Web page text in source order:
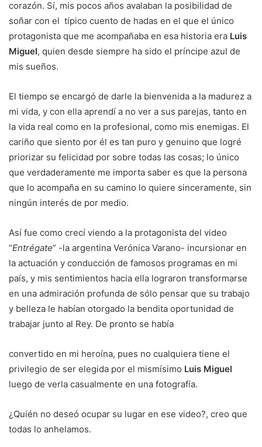
corazón. Sí, mis pocos años avalaban la posibilidad de
soñar con el típico cuento de hadas en el que el único
protagonista que me acompañaba en esa historia era Luis
Miguel, quien desde siempre ha sido el príncipe azul de
mis sueños.
El tiempo se encargó de darle la bienvenida a la madurez a
mi vida, y con ella aprendí a no ver a sus parejas, tanto en
la vida real como en la profesional, como mis enemigas. El
cariño que siento por él es tan puro y genuino que logré
priorizar su felicidad por sobre todas las cosas; lo único
que verdaderamente me importa saber es que la persona
que lo acompaña en su camino lo quiere sinceramente, sin
ningún interés de por medio.
Así fue como crecí viendo a la protagonista del video
“Entrégate” -la argentina Verónica Varano- incursionar en
la actuación y conducción de famosos programas en mi
país, y mis sentimientos hacia ella lograron transformarse
en una admiración profunda de sólo pensar que su trabajo
y belleza le habían otorgado la bendita oportunidad de
trabajar junto al Rey. De pronto se había
convertido en mi heroína, pues no cualquiera tiene el
privilegio de ser elegida por el mismísimo Luis Miguel
luego de verla casualmente en una fotografía.
¿Quién no deseó ocupar su lugar en ese video?, creo que
todas lo anhelamos.